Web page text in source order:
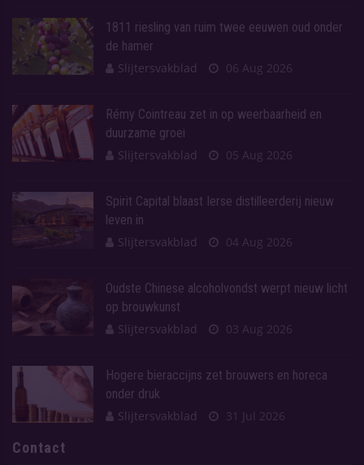
1811 riesling van ruim twee eeuwen oud onder
de hamer
Slijtersvakblad
06 Aug 2026
Rémy Cointreau zet in op weerbaarheid en
duurzame groei
Slijtersvakblad
05 Aug 2026
Spirit Capital blaast Ierse distilleerderij nieuw
leven in
Slijtersvakblad
04 Aug 2026
Oudste Chinese alcoholvondst werpt nieuw licht
op brouwkunst
Slijtersvakblad
03 Aug 2026
Hogere bieraccijns zet brouwers en horeca
onder druk
Slijtersvakblad
31 Jul 2026
Contact